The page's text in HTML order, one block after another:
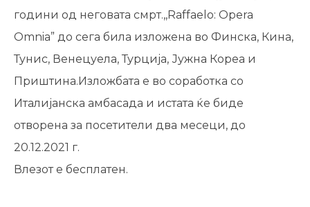
години од неговата смрт.,,Raffaelo: Opera
Omnia” до сега била изложена во Финска, Кина,
Тунис, Венецуела, Турција, Јужна Кореа и
Приштина.Изложбата е во соработка со
Италијанска амбасада и истата ќе биде
отворена за посетители два месеци, до
20.12.2021 г.
Влезот е бесплатен.